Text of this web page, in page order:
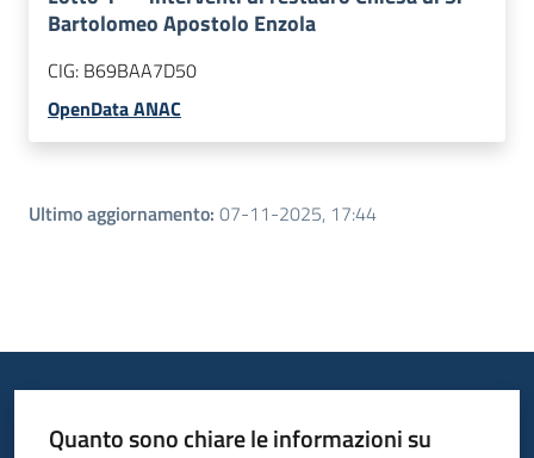
Bartolomeo Apostolo Enzola
CIG: B69BAA7D50
OpenData ANAC
Ultimo aggiornamento: 07-11-2025, 17:44
Quanto sono chiare le informazioni su